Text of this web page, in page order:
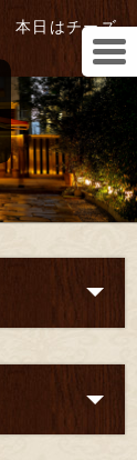
本日はチーズ